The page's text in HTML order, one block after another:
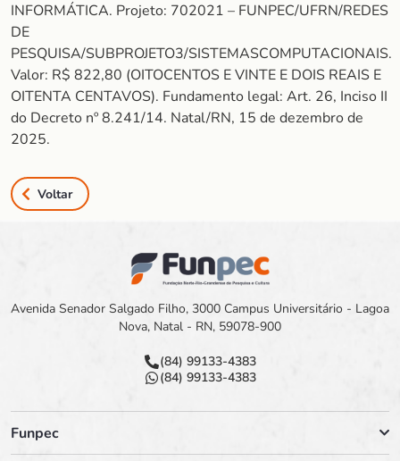
INFORMÁTICA. Projeto: 702021 – FUNPEC/UFRN/REDES
DE
PESQUISA/SUBPROJETO3/SISTEMASCOMPUTACIONAIS.
Valor: R$ 822,80 (OITOCENTOS E VINTE E DOIS REAIS E
OITENTA CENTAVOS). Fundamento legal: Art. 26, Inciso II
do Decreto nº 8.241/14. Natal/RN, 15 de dezembro de
2025.
Voltar
Avenida Senador Salgado Filho, 3000 Campus Universitário - Lagoa
Nova, Natal - RN, 59078-900
(84) 99133-4383
(84) 99133-4383
Funpec